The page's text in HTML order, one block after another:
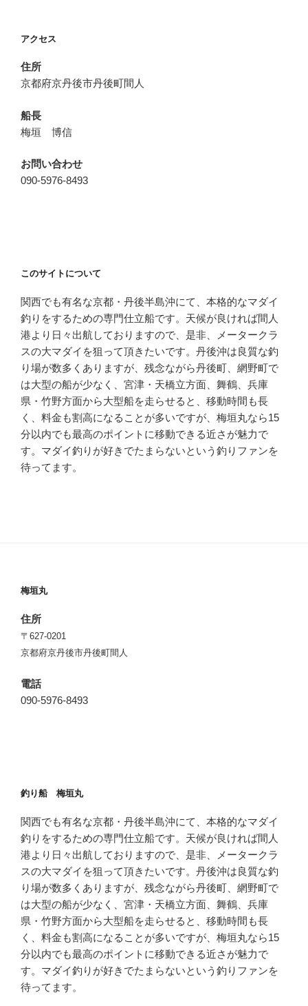
ン
アクセス
住所
京都府京丹後市丹後町間人
船長
梅垣 博信
お問い合わせ
090-5976-8493
このサイトについて
関西でも有名な京都・丹後半島沖にて、本格的なマダイ
釣りをするための専門仕立船です。天候が良ければ間人
港より日々出航しておりますので、是非、メータークラ
スの大マダイを狙って頂きたいです。丹後沖は良質な釣
り場が数多くありますが、残念ながら丹後町、網野町で
は大型の船が少なく、宮津・天橋立方面、舞鶴、兵庫
県・竹野方面から大型船を走らせると、移動時間も長
く、料金も割高になることが多いですが、梅垣丸なら15
分以内でも最高のポイントに移動できる近さが魅力で
す。マダイ釣りが好きでたまらないという釣りファンを
待ってます。
梅垣丸
住所
〒627-0201
京都府京丹後市丹後町間人
電話
090-5976-8493
釣り船 梅垣丸
関西でも有名な京都・丹後半島沖にて、本格的なマダイ
釣りをするための専門仕立船です。天候が良ければ間人
港より日々出航しておりますので、是非、メータークラ
スの大マダイを狙って頂きたいです。丹後沖は良質な釣
り場が数多くありますが、残念ながら丹後町、網野町で
は大型の船が少なく、宮津・天橋立方面、舞鶴、兵庫
県・竹野方面から大型船を走らせると、移動時間も長
く、料金も割高になることが多いですが、梅垣丸なら15
分以内でも最高のポイントに移動できる近さが魅力で
す。マダイ釣りが好きでたまらないという釣りファンを
待ってます。